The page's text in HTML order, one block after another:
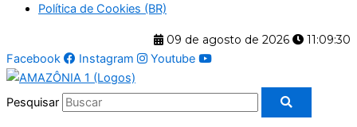
Política de Cookies (BR)
09 de agosto de 2026
11:09:30
Facebook
Instagram Youtube
Pesquisar